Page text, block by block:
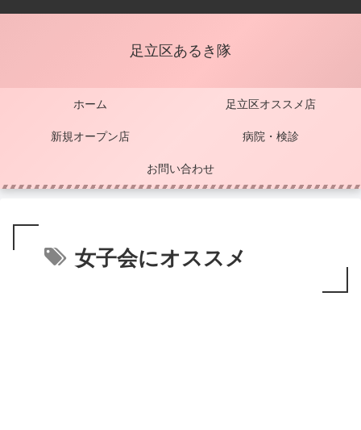
足立区あるき隊
ホーム 足立区オススメ店
新規オープン店 病院・検診
お問い合わせ
女子会にオススメ